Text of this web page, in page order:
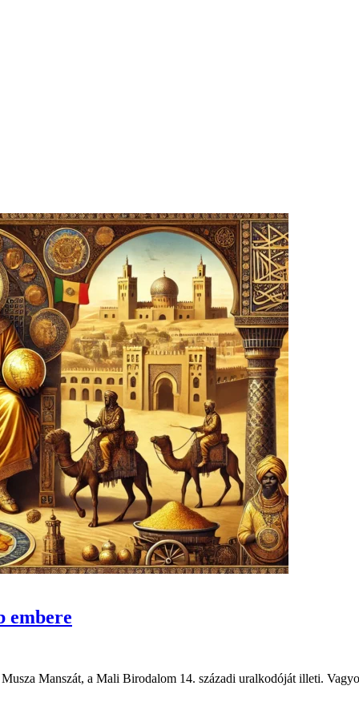
embere
Manszát, a Mali Birodalom 14. századi uralkodóját illeti.